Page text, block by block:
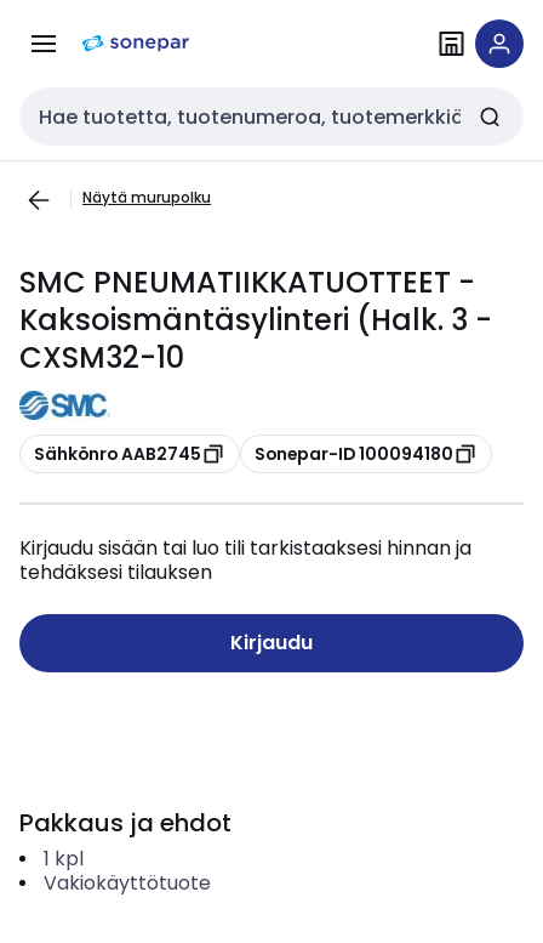
navigointiinsisältöön
Haku
Näytä murupolku
SMC PNEUMATIIKKATUOTTEET -
Kaksoismäntäsylinteri (Halk. 3 -
CXSM32-10
Kopioi
Sähkönro AAB2745 Kopioi
Sonepar-ID 100094180
Kirjaudu sisään tai luo tili tarkistaaksesi hinnan ja
tehdäksesi tilauksen
Kirjaudu
Pakkaus ja ehdot
1 kpl
Vakiokäyttötuote